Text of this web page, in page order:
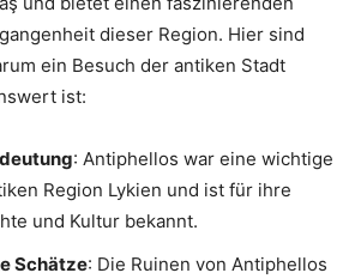
dieser Region. Hier sind
ein Besuch der antiken Stadt
ist:
: Antiphellos war eine wichtige
Region Lykien und ist für ihre
und Kultur bekannt.
Schätze: Die Ruinen von Antiphellos